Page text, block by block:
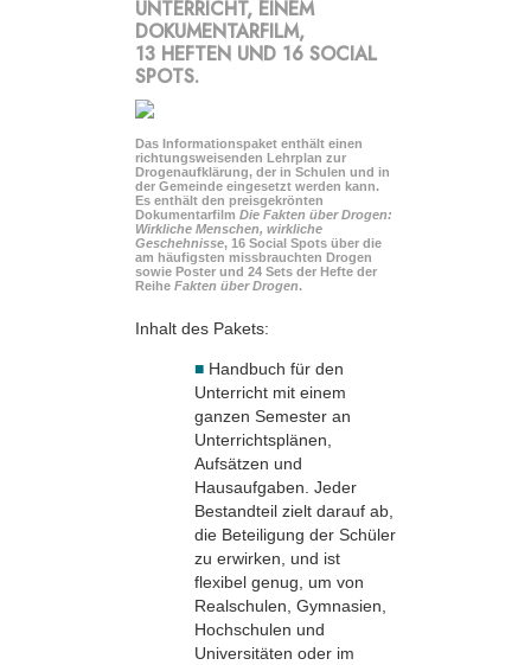
UNTERRICHT, EINEM
DOKUMENTARFILM,
13 HEFTEN UND 16 SOCIAL
SPOTS.
Das Informationspaket enthält einen
richtungsweisenden Lehrplan zur
Drogenaufklärung, der in Schulen und in
der Gemeinde eingesetzt werden kann.
Es enthält den preisgekrönten
Dokumentarfilm Die Fakten über Drogen:
Wirkliche Menschen, wirkliche
Geschehnisse, 16 Social Spots über die
am häufigsten missbrauchten Drogen
sowie Poster und 24 Sets der Hefte der
Reihe Fakten über Drogen.
Inhalt des Pakets:
■ Handbuch für den
Unterricht mit einem
ganzen Semester an
Unterrichtsplänen,
Aufsätzen und
Hausaufgaben. Jeder
Bestandteil zielt darauf ab,
die Beteiligung der Schüler
zu erwirken, und ist
flexibel genug, um von
Realschulen, Gymnasien,
Hochschulen und
Universitäten oder im